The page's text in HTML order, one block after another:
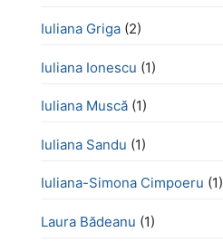
Iuliana Griga (2)
Iuliana Ionescu (1)
Iuliana Muscă (1)
Iuliana Sandu (1)
Iuliana-Simona Cimpoeru (1)
Laura Bădeanu (1)